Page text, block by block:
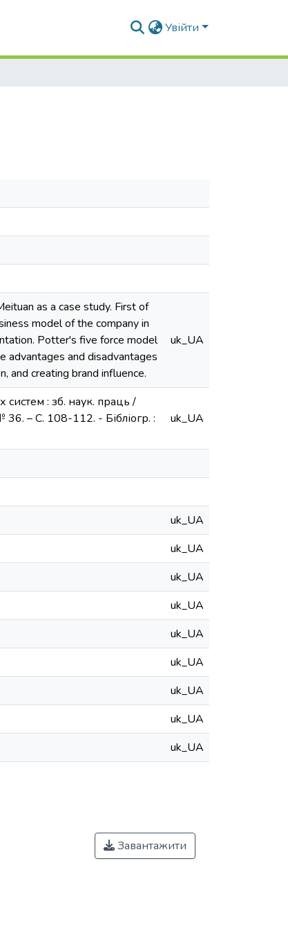
Увійти
as a case study. First of
model of the company in
Potter's five force model
advantages and disadvantages
and creating brand influence.
uk_UA
систем : зб. наук. праць /
36. – С. 108-112. - Бібліогр. :
uk_UA
uk_UA
uk_UA
uk_UA
uk_UA
uk_UA
uk_UA
uk_UA
uk_UA
uk_UA
Завантажити